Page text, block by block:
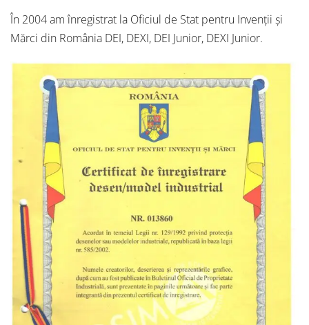
În 2004 am înregistrat la Oficiul de Stat pentru Invenții și
Mărci din România DEI, DEXI, DEI Junior, DEXI Junior.